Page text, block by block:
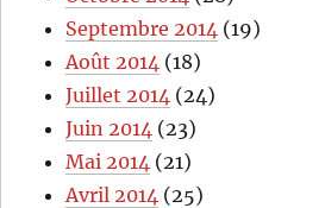
Septembre 2014 (19)
Août 2014 (18)
Juillet 2014 (24)
Juin 2014 (23)
Mai 2014 (21)
Avril 2014 (25)